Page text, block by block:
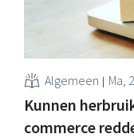
Algemeen Ma,
Kunnen
commerce